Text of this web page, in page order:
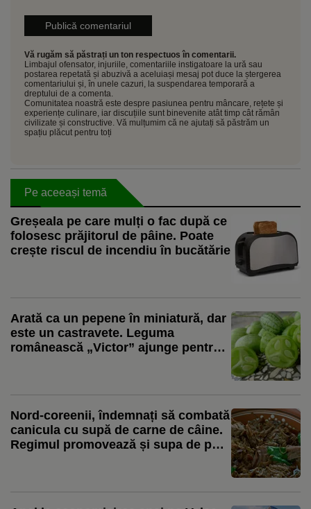
Vă rugăm să păstrați un ton respectuos în comentarii.
Limbajul ofensator, injuriile, comentariile instigatoare la ură sau
postarea repetată și abuzivă a aceluiași mesaj pot duce la ștergerea
comentariului și, în unele cazuri, la suspendarea temporară a
dreptului de a comenta.
Comunitatea noastră este despre pasiunea pentru mâncare, rețete și
experiențe culinare, iar discuțiile sunt binevenite atât timp cât rămân
civilizate și constructive. Vă mulțumim că ne ajutați să păstrăm un
spațiu plăcut pentru toți
Pe aceeași temă
Greșeala pe care mulți o fac după ce
folosesc prăjitorul de pâine. Poate
crește riscul de incendiu în bucătărie
Arată ca un pepene în miniatură, dar
este un castravete. Leguma
românească „Victor” ajunge pentru
Nord-coreenii, îndemnați să combată
canicula cu supă de carne de câine.
Regimul promovează și supa de pui